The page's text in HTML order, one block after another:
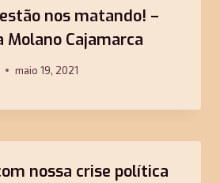
nos matando! –
Molano Cajamarca
maio 19, 2021
nossa crise política